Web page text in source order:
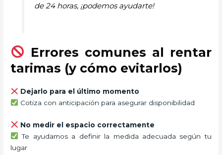
de 24 horas, ¡podemos ayudarte!
Errores comunes al rentar
tarimas (y cómo evitarlos)
Dejarlo para el último momento
Cotiza con anticipación para asegurar disponibilidad
No medir el espacio correctamente
Te ayudamos a definir la medida adecuada según tu
lugar